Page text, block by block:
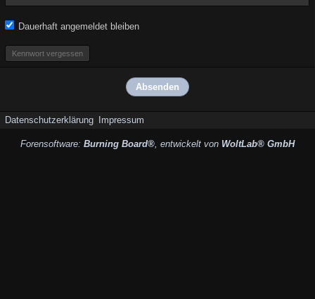
Dauerhaft angemeldet bleiben
Kennwort vergessen
Datenschutzerklärung Impressum
Forensoftware: Burning Board®, entwickelt von WoltLab® GmbH